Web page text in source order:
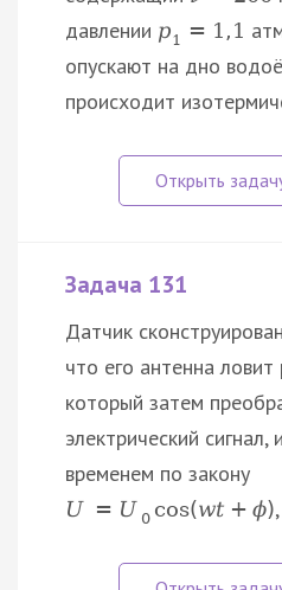
давлении p1 = 1 ,1
опускают на дно
происходит
Задача 131
Датчик
что его антенна ловит
который затем
электрический
временем по закону
U = U 0 cos(wt + ϕ)